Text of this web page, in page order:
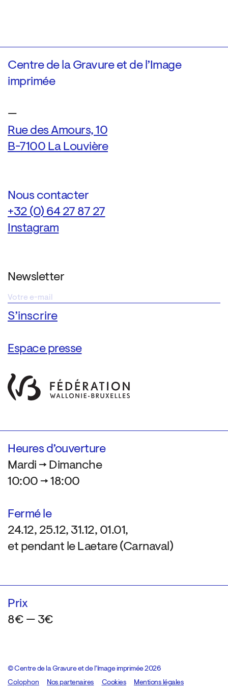
Centre de la Gravure et de l’Image
imprimée
—
Rue des Amours, 10
B-7100 La Louvière
Nous contacter
+32 (0) 64 27 87 27
Instagram
Newsletter
Espace presse
Heures d’ouverture
Mardi → Dimanche
10:00 → 18:00
Fermé le
24.12, 25.12, 31.12, 01.01,
et pendant le Laetare (Carnaval)
Prix
8€ — 3€
© Centre de la Gravure et de l’Image imprimée 2026
Colophon
Design:Marcel Kaczmarek, code:8080.studio
Nos partenaires Cookies Mentions légales